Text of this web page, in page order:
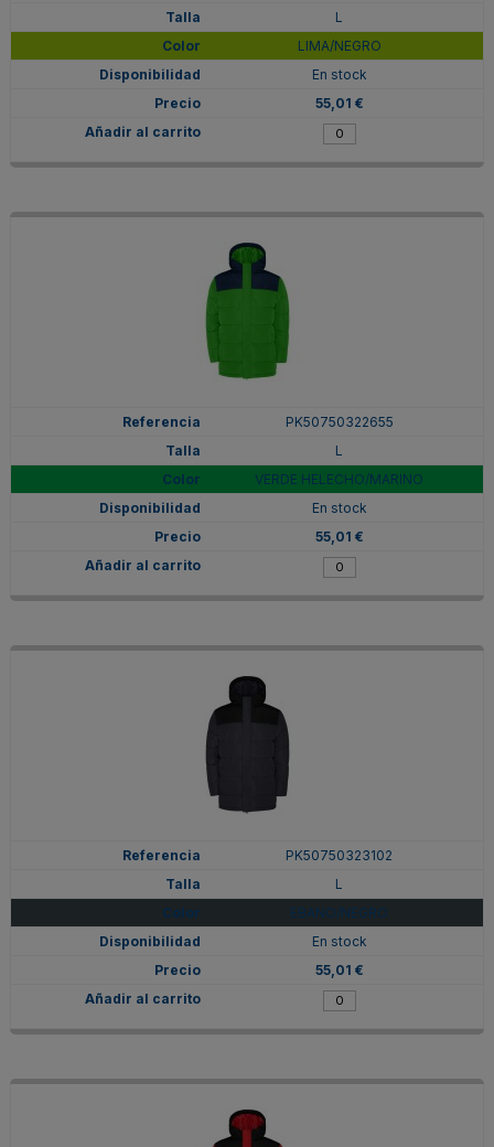
L
LIMA/NEGRO
En stock
55,01 €
PK50750322655
L
VERDE HELECHO/MARINO
En stock
55,01 €
PK50750323102
L
EBANO/NEGRO
En stock
55,01 €